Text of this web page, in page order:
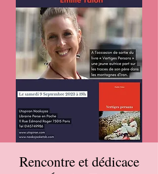
Rencontre et dédicace